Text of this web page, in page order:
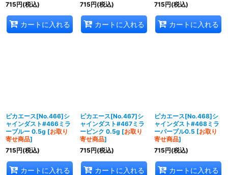
715円(税込)
カートに入れる
715円(税込)
カートに入れる
715円(税込)
カートに入れる
ピカエース[No.466]シ
ャインダスト#466ミラ
ーブルー 0.5g [お取り
寄せ商品]
715円(税込)
カートに入れる
ピカエース[No.467]シ
ャインダスト#467ミラ
ーピンク 0.5g [お取り
寄せ商品]
715円(税込)
カートに入れる
ピカエース[No.468]シ
ャインダスト#468ミラ
ーパープル0.5 [お取り
寄せ商品]
715円(税込)
カートに入れる